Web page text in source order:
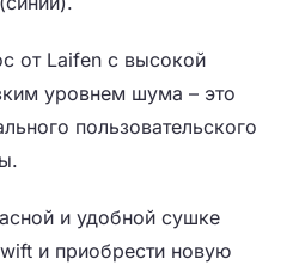
от Laifen с высокой
уровнем шума – это
пользовательского
и удобной сушке
и приобрести новую